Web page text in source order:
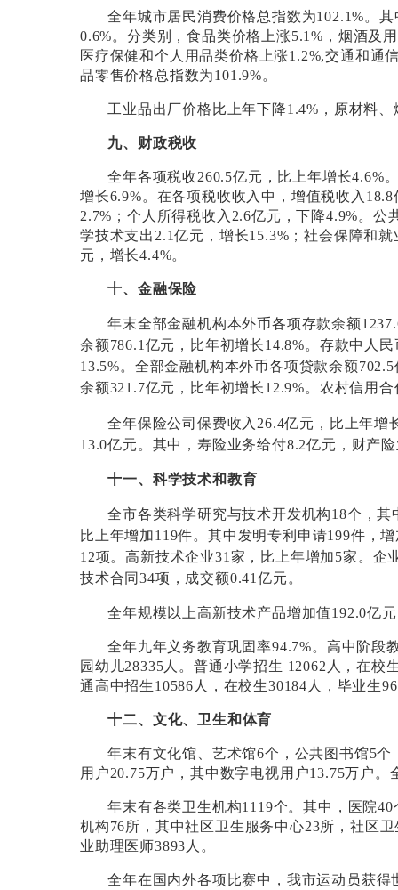
全年城市居民消费价格总指数为102.1%。
0.6%。分类别，食品类价格上涨5.1% ，烟酒及
医疗保健和个人用品类价格上涨1.2%,交通和通
品零售价格总指数为101.9%。
工业品出厂价格比上年下降1.4% ，原材料
九、财政税收
全年各项税收260.5亿元，比上年增长4.6%
增长6.9%。在各项税收收入中，增值税收入 18.8
2.7% ；个人所得税收入 2.6亿元，下降4.9%。公
学技术支出 2.1亿元，增长15.3% ；社会保障和
元，增长4.4%。
十、金融保险
年末全部金融机构本外币各项存款余额
余额786.1 亿元，比年初增长14.8%。存款中人
13.5%。全部金融机构本外币各项贷款余额702.5
余额321.7亿元，比年初增长12.9%。农村信用
全年保险公司保费收入 26.4亿元，比上年增
13.0亿元。其中，寿险业务给付8.2亿元，财产
十一、科学技术和教育
全市各类科学研究与技术开发机构18个，其
比上年增加119件。其中发明专利申请199件，
12项。高新技术企业31 家，比上年增加5家。企
技术合同34项，成交额0.41亿元。
全年规模以上高新技术产品增加值192.0亿
全年九年义务教育巩固率94.7%。高中阶段
园幼儿28335 人。普通小学招生 12062 人，在校
通高中招生10586 人，在校生30184 人，毕业生
十二、文化、卫生和体育
年末有文化馆、艺术馆6个，公共图书馆5个
用户20.75万户，其中数字电视用户13.75万户。
年末有各类卫生机构1119个。其中，医院40
机构76所，其中社区卫生服务中心23所，社区
业助理医师3893 人。
全年在国内外各项比赛中，我市运动员获得